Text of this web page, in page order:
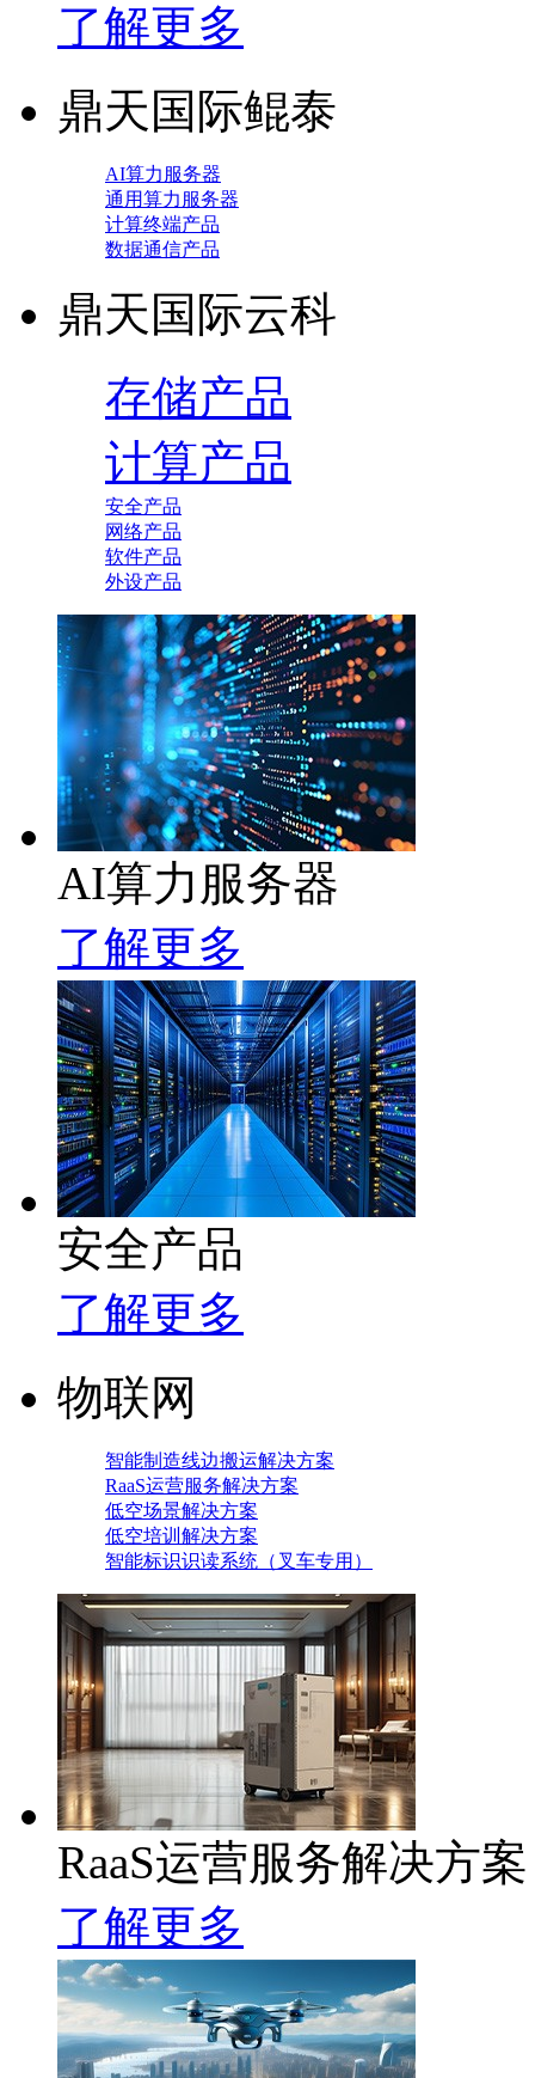
了解更多
鼎天国际鲲泰
AI算力服务器
通用算力服务器
计算终端产品
数据通信产品
鼎天国际云科
存储产品
计算产品
安全产品
网络产品
软件产品
外设产品
AI算力服务器
了解更多
安全产品
了解更多
物联网
智能制造线边搬运解决方案
RaaS运营服务解决方案
低空场景解决方案
低空培训解决方案
智能标识识读系统（叉车专用）
RaaS运营服务解决方案
了解更多